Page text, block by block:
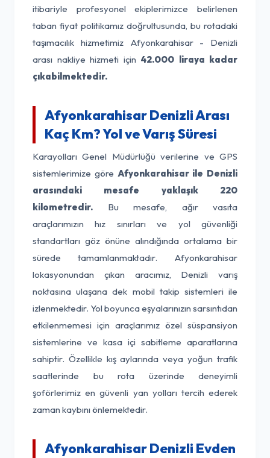
itibariyle profesyonel ekiplerimizce belirlenen
taban fiyat politikamız doğrultusunda, bu rotadaki
taşımacılık hizmetimiz Afyonkarahisar - Denizli
arası nakliye hizmeti için 42.000 liraya kadar
çıkabilmektedir.
Afyonkarahisar Denizli Arası
Kaç Km? Yol ve Varış Süresi
Karayolları Genel Müdürlüğü verilerine ve GPS
sistemlerimize göre Afyonkarahisar ile Denizli
arasındaki mesafe yaklaşık 220
kilometredir. Bu mesafe, ağır vasıta
araçlarımızın hız sınırları ve yol güvenliği
standartları göz önüne alındığında ortalama bir
sürede tamamlanmaktadır. Afyonkarahisar
lokasyonundan çıkan aracımız, Denizli varış
noktasına ulaşana dek mobil takip sistemleri ile
izlenmektedir. Yol boyunca eşyalarınızın sarsıntıdan
etkilenmemesi için araçlarımız özel süspansiyon
sistemlerine ve kasa içi sabitleme aparatlarına
sahiptir. Özellikle kış aylarında veya yoğun trafik
saatlerinde bu rota üzerinde deneyimli
şoförlerimiz en güvenli yan yolları tercih ederek
zaman kaybını önlemektedir.
Afyonkarahisar Denizli Evden